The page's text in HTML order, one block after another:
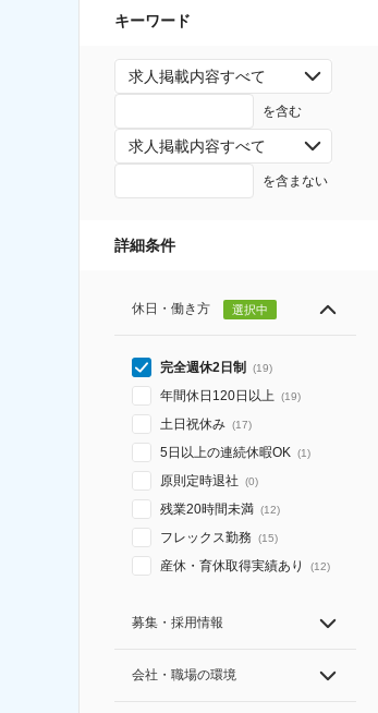
キーワード
求人掲載内容すべて
を含む
求人掲載内容すべて
を含まない
詳細条件
休日・働き方 選択中
完全週休2日制 (19)
年間休日120日以上 (19)
土日祝休み (17)
5日以上の連続休暇OK (1)
原則定時退社 (0)
残業20時間未満 (12)
フレックス勤務 (15)
産休・育休取得実績あり (12)
募集・採用情報
会社・職場の環境